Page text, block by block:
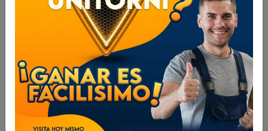
ESLINGA NARA DIELECTRICA EN "Y"
CON GANCHO NS9100010
ESLINGA NARA DIELÉCTRICA EN "Y" CON GANCHO
NS9100010
SKU....59320157
DESCRIPCIÓN....